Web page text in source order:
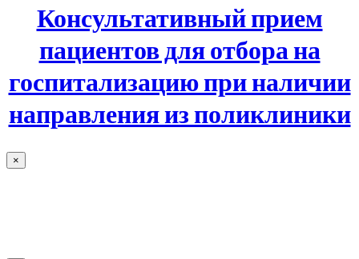
Консультативный прием
пациентов для отбора на
госпитализацию при наличии
направления из поликлиники
×